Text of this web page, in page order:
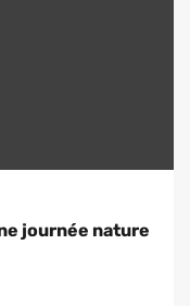
journée nature